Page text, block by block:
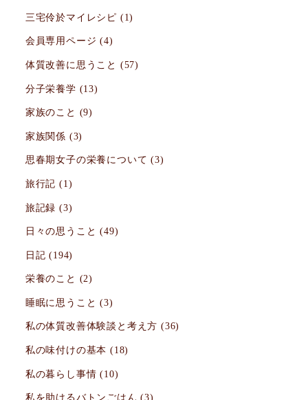
三宅伶於マイレシピ (1)
会員専用ページ (4)
体質改善に思うこと (57)
分子栄養学 (13)
家族のこと (9)
家族関係 (3)
思春期女子の栄養について (3)
旅行記 (1)
旅記録 (3)
日々の思うこと (49)
日記 (194)
栄養のこと (2)
睡眠に思うこと (3)
私の体質改善体験談と考え方 (36)
私の味付けの基本 (18)
私の暮らし事情 (10)
私を助けるバトンごはん (3)